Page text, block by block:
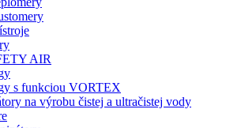
AIR
s funkciou VORTEX
na výrobu čistej a ultračistej vody